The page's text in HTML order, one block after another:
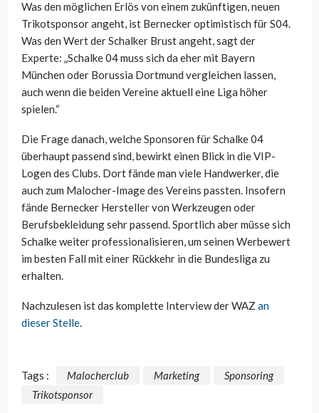
Was den möglichen Erlös von einem zukünftigen, neuen
Trikotsponsor angeht, ist Bernecker optimistisch für S04.
Was den Wert der Schalker Brust angeht, sagt der
Experte: „Schalke 04 muss sich da eher mit Bayern
München oder Borussia Dortmund vergleichen lassen,
auch wenn die beiden Vereine aktuell eine Liga höher
spielen.“
Die Frage danach, welche Sponsoren für Schalke 04
überhaupt passend sind, bewirkt einen Blick in die VIP-
Logen des Clubs. Dort fände man viele Handwerker, die
auch zum Malocher-Image des Vereins passten. Insofern
fände Bernecker Hersteller von Werkzeugen oder
Berufsbekleidung sehr passend. Sportlich aber müsse sich
Schalke weiter professionalisieren, um seinen Werbewert
im besten Fall mit einer Rückkehr in die Bundesliga zu
erhalten.
Nachzulesen ist das komplette Interview der WAZ an
dieser Stelle.
Tags : Malocherclub Marketing
Sponsoring
Trikotsponsor